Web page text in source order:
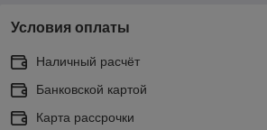
Условия оплаты
Наличный расчёт
Банковской картой
Карта рассрочки